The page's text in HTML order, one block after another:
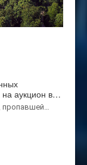
на аукцион в…